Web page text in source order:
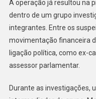
A operação já resultou na
dentro de um grupo
integrantes. Entre os
movimentação financeira
ligação política, como ex-
assessor parlamentar.
Durante as investigações,